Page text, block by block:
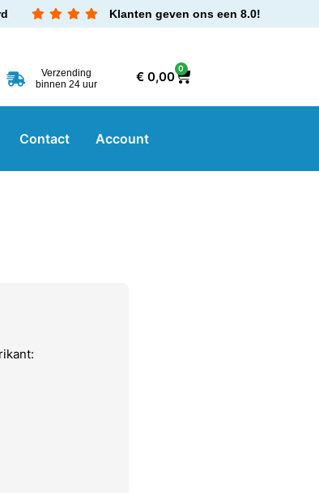
Klanten geven ons een 8.0!
Verzending
binnen 24 uur
€0,00
0
Contact Account